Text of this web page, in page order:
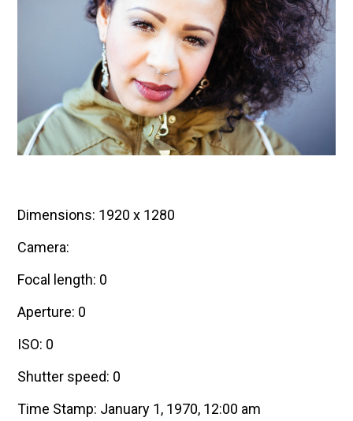
Dimensions: 1920 x 1280
Camera:
Focal length: 0
Aperture: 0
ISO: 0
Shutter speed: 0
Time Stamp: January 1, 1970, 12:00 am